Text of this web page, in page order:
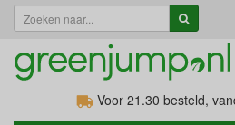
Voor 21.30 besteld,